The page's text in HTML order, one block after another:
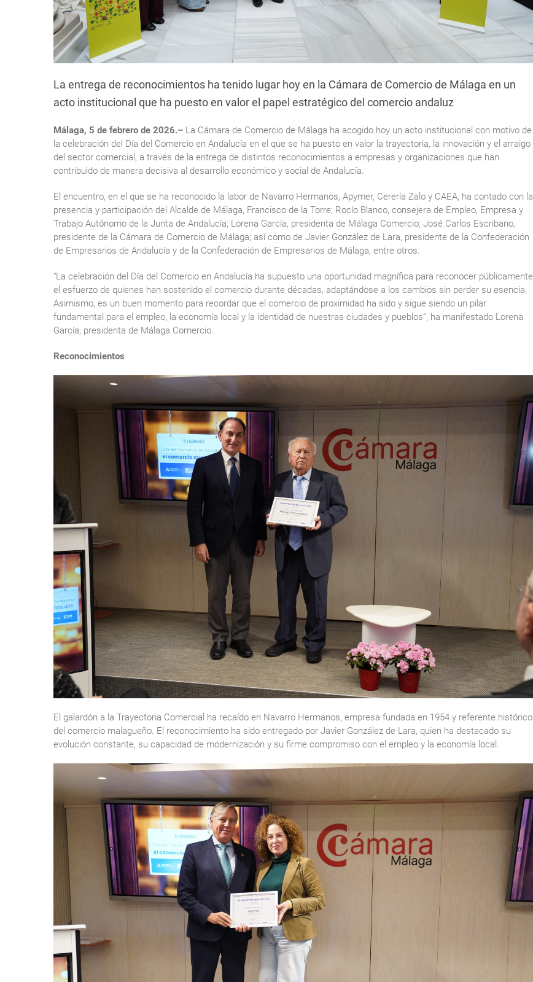
La entrega de reconocimientos ha tenido lugar hoy en la Cámara de Comercio de Málaga en un
acto institucional que ha puesto en valor el papel estratégico del comercio andaluz
Málaga, 5 de febrero de 2026.– La Cámara de Comercio de Málaga ha acogido hoy un acto institucional con motivo de
la celebración del Día del Comercio en Andalucía en el que se ha puesto en valor la trayectoria, la innovación y el arraigo
del sector comercial, a través de la entrega de distintos reconocimientos a empresas y organizaciones que han
contribuido de manera decisiva al desarrollo económico y social de Andalucía.
El encuentro, en el que se ha reconocido la labor de Navarro Hermanos, Apymer, Cerería Zalo y CAEA, ha contado con la
presencia y participación del Alcalde de Málaga, Francisco de la Torre; Rocío Blanco, consejera de Empleo, Empresa y
Trabajo Autónomo de la Junta de Andalucía; Lorena García, presidenta de Málaga Comercio; José Carlos Escribano,
presidente de la Cámara de Comercio de Málaga; así como de Javier González de Lara, presidente de la Confederación
de Empresarios de Andalucía y de la Confederación de Empresarios de Málaga, entre otros.
“La celebración del Día del Comercio en Andalucía ha supuesto una oportunidad magnífica para reconocer públicamente
el esfuerzo de quienes han sostenido el comercio durante décadas, adaptándose a los cambios sin perder su esencia.
Asimismo, es un buen momento para recordar que el comercio de proximidad ha sido y sigue siendo un pilar
fundamental para el empleo, la economía local y la identidad de nuestras ciudades y pueblos”, ha manifestado Lorena
García, presidenta de Málaga Comercio.
Reconocimientos
El galardón a la Trayectoria Comercial ha recaído en Navarro Hermanos, empresa fundada en 1954 y referente histórico
del comercio malagueño. El reconocimiento ha sido entregado por Javier González de Lara, quien ha destacado su
evolución constante, su capacidad de modernización y su firme compromiso con el empleo y la economía local.